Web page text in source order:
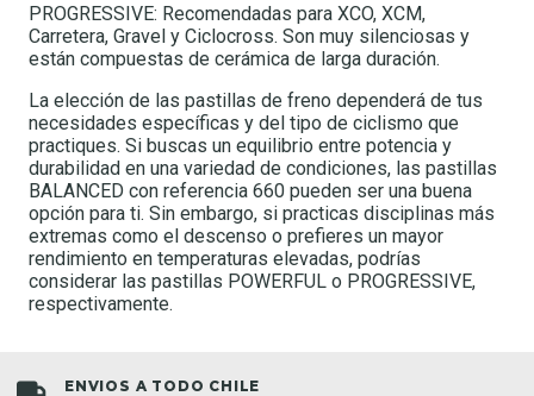
PROGRESSIVE: Recomendadas para XCO, XCM,
Carretera, Gravel y Ciclocross. Son muy silenciosas y
están compuestas de cerámica de larga duración.
La elección de las pastillas de freno dependerá de tus
necesidades específicas y del tipo de ciclismo que
practiques. Si buscas un equilibrio entre potencia y
durabilidad en una variedad de condiciones, las pastillas
BALANCED con referencia 660 pueden ser una buena
opción para ti. Sin embargo, si practicas disciplinas más
extremas como el descenso o prefieres un mayor
rendimiento en temperaturas elevadas, podrías
considerar las pastillas POWERFUL o PROGRESSIVE,
respectivamente.
ENVIOS A TODO CHILE